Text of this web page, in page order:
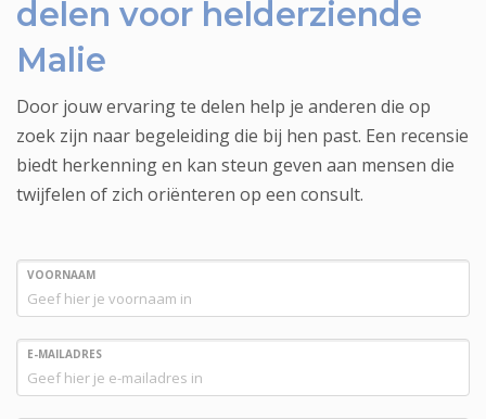
delen voor helderziende
Malie
Door jouw ervaring te delen help je anderen die op
zoek zijn naar begeleiding die bij hen past. Een recensie
biedt herkenning en kan steun geven aan mensen die
twijfelen of zich oriënteren op een consult.
VOORNAAM
E-MAILADRES